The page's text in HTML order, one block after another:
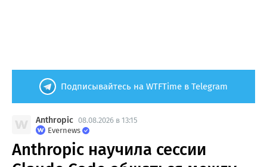
Подписывайтесь на WTFTime в Telegram
Anthropic 08.08.2026 в 13:15
Evernews
Anthropic научила сессии